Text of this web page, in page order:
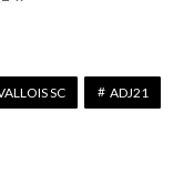
SC ADJ21